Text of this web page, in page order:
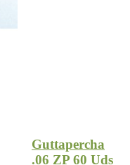
Guttapercha
.06 ZP 60 Uds